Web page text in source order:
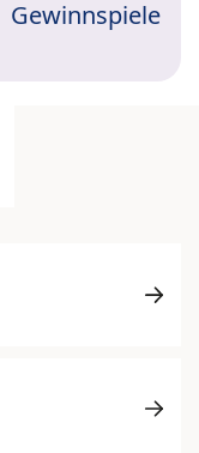
Gewinnspiele